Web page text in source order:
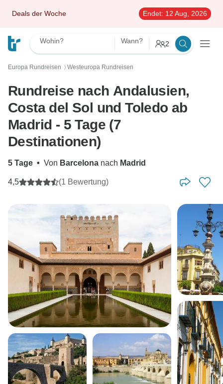
Deals der Woche Endet: 12 Aug, 2026
Wohin? Wann? 2
Europa Rundreisen 〉 Westeuropa Rundreisen
Rundreise nach Andalusien,
Costa del Sol und Toledo ab
Madrid - 5 Tage (7
Destinationen)
5 Tage • Von Barcelona nach Madrid
4,5 (1 Bewertung)